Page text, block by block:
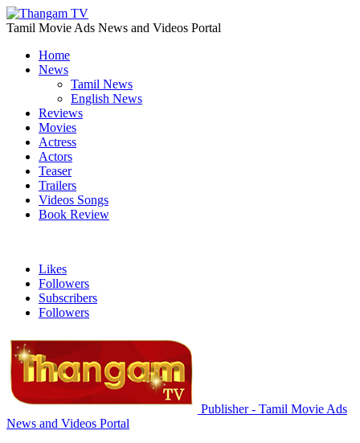
Tamil Movie Ads News and Videos Portal
Home
News
Tamil News
English News
Reviews
Movies
Actress
Actors
Teaser
Trailers
Videos Songs
Book Review
Likes
Followers
Subscribers
Followers
Publisher - Tamil Movie Ads
News and Videos Portal